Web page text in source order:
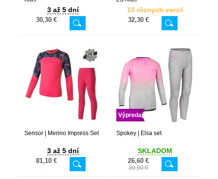
3 až 5 dní
30,30 €
15 rôznych verzií
32,30 €
Sensor | Merino Impress Set
3 až 5 dní
81,10 €
Výpredaj
Spokey | Elsa set
SKLADOM
26,60 €
39,90 €